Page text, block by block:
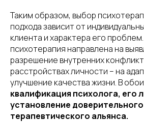
Таким образом, выбор
подхода зависит от
клиента и характера его
психотерапия направлена на
разрешение внутренних
расстройствах личности – на
улучшение качества жизни. В
квалификация психолога, его
установление доверительного
терапевтического альянса.